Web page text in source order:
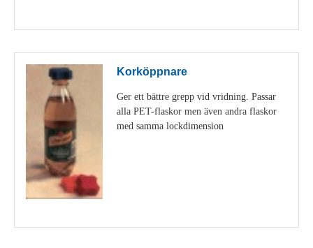
Korköppnare
Ger ett bättre grepp vid vridning. Passar
alla PET-flaskor men även andra flaskor
med samma lockdimension